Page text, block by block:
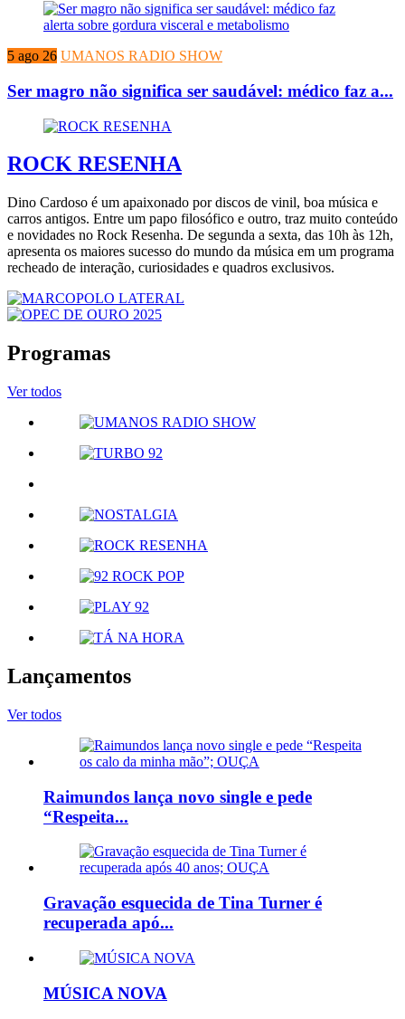
5 ago 26 UMANOS RADIO SHOW
Ser magro não significa ser saudável: médico faz a...
ROCK RESENHA
Dino Cardoso é um apaixonado por discos de vinil, boa música e
carros antigos. Entre um papo filosófico e outro, traz muito conteúdo
e novidades no Rock Resenha. De segunda a sexta, das 10h às 12h,
apresenta os maiores sucesso do mundo da música em um programa
recheado de interação, curiosidades e quadros exclusivos.
Programas
Ver todos
Lançamentos
Ver todos
Raimundos lança novo single e pede
“Respeita...
Gravação esquecida de Tina Turner é
recuperada apó...
MÚSICA NOVA